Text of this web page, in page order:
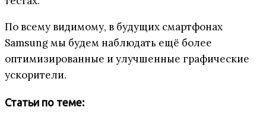
По всему видимому, в будущих смартфонах
Samsung мы будем наблюдать ещё более
оптимизированные и улучшенные графические
ускорители.
Статьи по теме: